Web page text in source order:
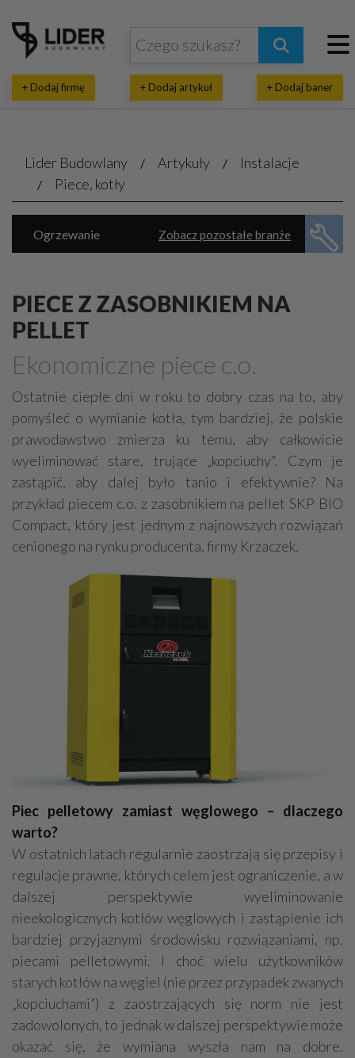
+ Dodaj firmę + Dodaj artykuł + Dodaj baner
Lider Budowlany Artykuły
Instalacje
Piece, kotły
Zobacz pozostałe branże
Ogrzewanie
Rekuperacja, pompy ciepła
Wodno-kanalizacyjne usługi
Grzejniki
Hydraulika
Energetyczne instalacje, urządzenia
Materiały hydrauliczne
Przeciwpożarowa ochrona, zabezpieczenia
Elektroinstalatorstwo
Systemy energooszczędne
Systemy nawilżania powietrza
Systemy odwodnień
Elektryczne materiały
Przemysłowe instalacje
Alarmowe systemy, monitoring
Hydrotechnika
Kable, przewody
Odkurzacze centralne
PIECE Z ZASOBNIKIEM NA
PELLET
Ekonomiczne piece c.o.
Ostatnie ciepłe dni w roku to dobry czas na to, aby
pomyśleć o wymianie kotła, tym bardziej, że polskie
prawodawstwo zmierza ku temu, aby całkowicie
wyeliminować stare, trujące „kopciuchy”. Czym je
zastąpić, aby dalej było tanio i efektywnie? Na
przykład piecem c.o. z zasobnikiem na pellet SKP BIO
Compact, który jest jednym z najnowszych rozwiązań
cenionego na rynku producenta, firmy Krzaczek.
Piec pelletowy zamiast węglowego – dlaczego
warto?
W ostatnich latach regularnie zaostrzają się przepisy i
regulacje prawne, których celem jest ograniczenie, a w
dalszej perspektywie wyeliminowanie
nieekologicznych kotłów węglowych i zastąpienie ich
bardziej przyjaznymi środowisku rozwiązaniami, np.
piecami pelletowymi. I choć wielu użytkowników
starych kotłów na węgiel (nie przez przypadek zwanych
„kopciuchami”) z zaostrzających się norm nie jest
zadowolonych, to jednak w dalszej perspektywie może
okazać się, że wymiana wyszła nam na dobre.